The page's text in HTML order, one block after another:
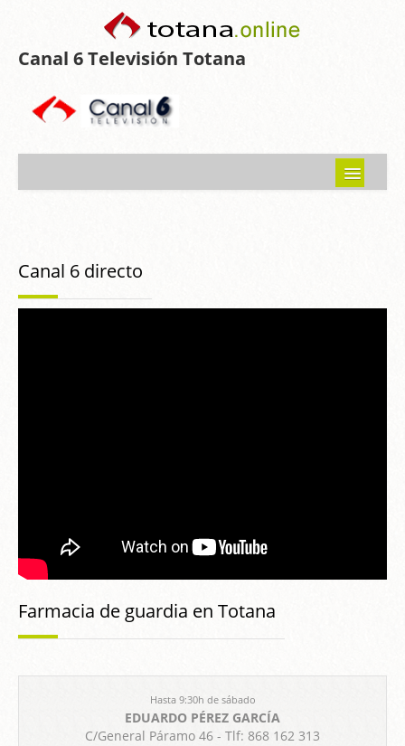
Canal 6 Televisión Totana
Programas emitidos
Canal 6 directo
Farmacia de guardia en Totana
Hasta 9:30h de sábado
EDUARDO PÉREZ GARCÍA
C/General Páramo 46 - Tlf: 868 162 313